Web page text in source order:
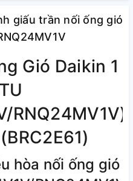
giấu trần nối ống gió
Gió Daikin 1
RNQ24MV1V)
hòa nối ống gió